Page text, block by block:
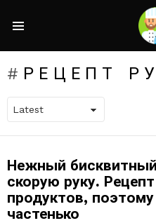
РЕЦЕПТ
LATEST
STORIES
Нежный
скорую руку.
продуктов,
частенько